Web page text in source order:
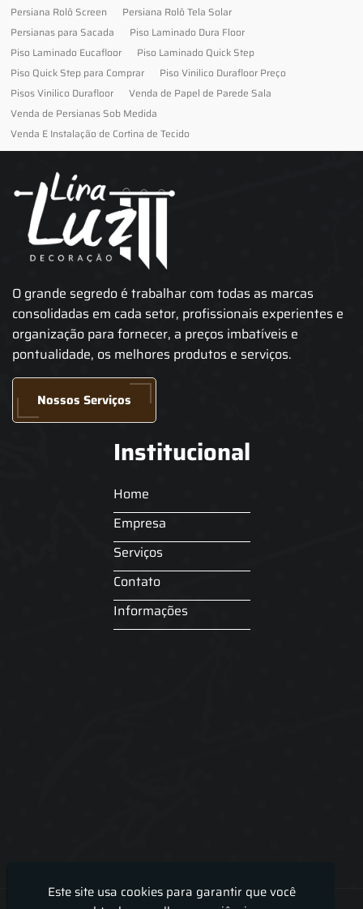
Persiana Rolô Screen
Persiana Rolô Tela Solar
Persianas para Sacada
Piso Laminado Dura Floor
Piso Laminado Eucafloor
Piso Laminado Quick Step
Piso Quick Step para Comprar
Piso Vinilico Durafloor Preço
Pisos Vinilico Durafloor
Venda de Papel de Parede Sala
Venda de Persianas Sob Medida
Venda E Instalação de Cortina de Tecido
O grande segredo é trabalhar com todas as marcas
consolidadas em cada setor, profissionais experientes e
organização para fornecer, a preços imbatíveis e
pontualidade, os melhores produtos e serviços.
Nossos Serviços
Institucional
Home
Empresa
Serviços
Contato
Informações
Lira Luz Decor - Cortinas sob medidas e persianas
Este site usa cookies para garantir que você